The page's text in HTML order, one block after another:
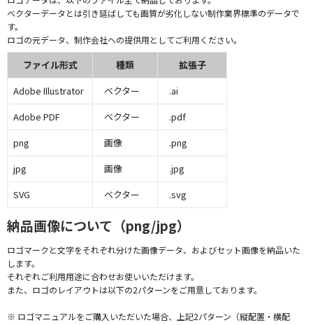
ベクターデータとは引き延ばしても画質が劣化しない制作業界標準のデータで
す。
ロゴの元データ、制作会社への提供用としてご利用ください。
ファイル形式 種類
拡張子
Adobe Illustrator
ベクター
.ai
Adobe PDF
ベクター
.pdf
png
画像
.png
jpg
画像
.jpg
SVG
ベクター .svg
納品画像について（png/jpg）
ロゴマークと文字をそれぞれ分けた画像データ、およびセット画像を納品いた
します。
それぞれご利用用途に合わせお使いいただけます。
また、ロゴのレイアウトは以下の2パターンをご用意しております。
※ ロゴマニュアルをご購入いただいた場合、上記2パターン（縦配置・横配